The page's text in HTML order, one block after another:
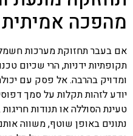
מהפכה
אם בעבר תחזוקת מערכות
ומדויק בהרבה. אל פסק עם
יודע לזהות תקלות על סמך
טעינת הסוללה או תנודות
נתונים באופן שוטף, משווה